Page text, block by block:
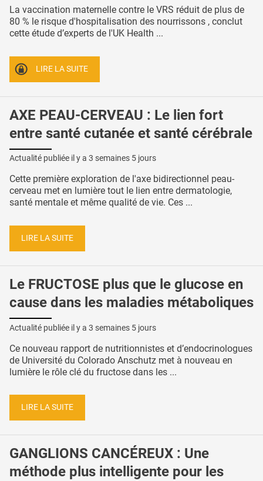
La vaccination maternelle contre le VRS réduit de plus de
80 % le risque d'hospitalisation des nourrissons , conclut
cette étude d’experts de l'UK Health ...
LIRE LA SUITE
AXE PEAU-CERVEAU : Le lien fort
entre santé cutanée et santé cérébrale
Actualité publiée il y a 3 semaines 5 jours
Cette première exploration de l'axe bidirectionnel peau-
cerveau met en lumière tout le lien entre dermatologie,
santé mentale et même qualité de vie. Ces ...
LIRE LA SUITE
Le FRUCTOSE plus que le glucose en
cause dans les maladies métaboliques
Actualité publiée il y a 3 semaines 5 jours
Ce nouveau rapport de nutritionnistes et d’endocrinologues
de Université du Colorado Anschutz met à nouveau en
lumière le rôle clé du fructose dans les ...
LIRE LA SUITE
GANGLIONS CANCÉREUX : Une
méthode plus intelligente pour les